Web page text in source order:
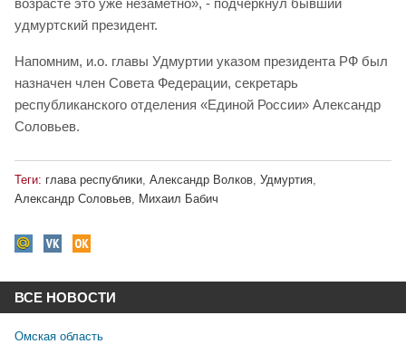
удмуртский президент.
Напомним, и.о. главы Удмуртии указом президента РФ был
назначен член Совета Федерации, секретарь
республиканского отделения «Единой России» Александр
Соловьев.
Теги: глава республики Александр Волков Удмуртия
Александр Соловьев, Михаил Бабич
ВСЕ НОВОСТИ
Омская область